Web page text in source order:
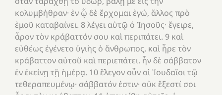
κολυμβήθραν· ἐν ᾧ δὲ ἔρχομαι ἐγώ, ἄλλος πρὸ
ἐμοῦ καταβαίνει. 8 λέγει αὐτῷ ὁ Ἰησοῦς· ἔγειρε,
ἆρον τὸν κράβαττόν σου καὶ περιπάτει. 9 καὶ
εὐθέως ἐγένετο ὑγιὴς ὁ ἄνθρωπος, καὶ ἦρε τὸν
κράβαττον αὐτοῦ καὶ περιεπάτει. ἦν δὲ σάββατον
ἐν ἐκείνῃ τῇ ἡμέρᾳ. 10 ἔλεγον οὖν οἱ Ἰουδαῖοι τῷ
τεθεραπευμένῳ· σάββατόν ἐστιν· οὐκ ἔξεστί σοι